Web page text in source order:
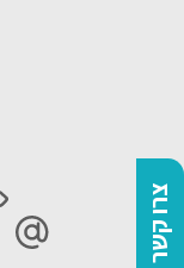
צרו קשר